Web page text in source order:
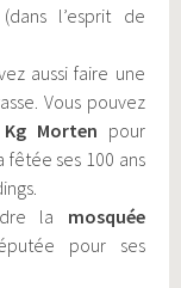
(dans l’esprit de
aussi faire une
Vous pouvez
Morten pour
ses 100 ans
la mosquée
pour ses